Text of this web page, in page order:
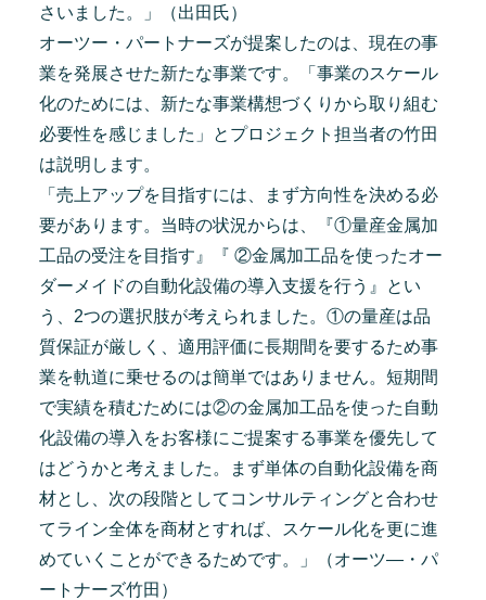
さいました。」（出田氏）
オーツー・パートナーズが提案したのは、現在の事
業を発展させた新たな事業です。「事業のスケール
化のためには、新たな事業構想づくりから取り組む
必要性を感じました」とプロジェクト担当者の竹田
は説明します。
「売上アップを目指すには、まず方向性を決める必
要があります。当時の状況からは、『①量産金属加
工品の受注を目指す』『 ②金属加工品を使ったオー
ダーメイドの自動化設備の導入支援を行う』とい
う、2つの選択肢が考えられました。①の量産は品
質保証が厳しく、適用評価に長期間を要するため事
業を軌道に乗せるのは簡単ではありません。短期間
で実績を積むためには②の金属加工品を使った自動
化設備の導入をお客様にご提案する事業を優先して
はどうかと考えました。まず単体の自動化設備を商
材とし、次の段階としてコンサルティングと合わせ
てライン全体を商材とすれば、スケール化を更に進
めていくことができるためです。」（オーツ―・パ
ートナーズ竹田）